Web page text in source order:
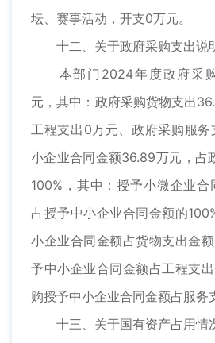
坛、赛事活动，开支0万元。
十二、关于政府采购支出说
本部门2024年度政府采
元，其中：政府采购货物支出
工程支出0万元、政府采购服
小企业合同金额36.89万元，占
100%，其中：授予小微企业合
占授予中小企业合同金额的
小企业合同金额占货物支出金
予中小企业合同金额占工程支
购授予中小企业合同金额占服务
十三、关于国有资产占用情